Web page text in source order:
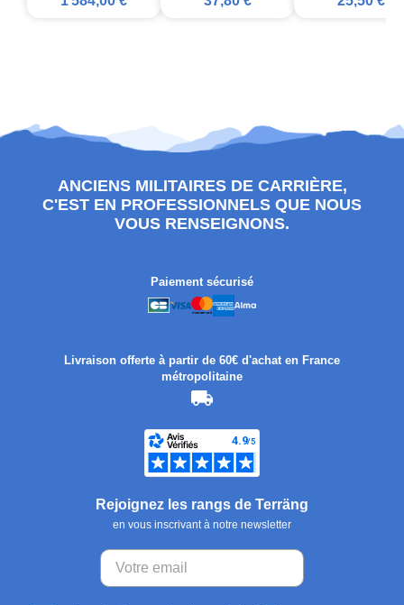
ANCIENS MILITAIRES DE CARRIÈRE,
C'EST EN PROFESSIONNELS QUE NOUS
VOUS RENSEIGNONS.
Paiement sécurisé
Livraison offerte à partir de 60€ d'achat en France
métropolitaine
Rejoignez les rangs de Terräng
en vous inscrivant à notre newsletter